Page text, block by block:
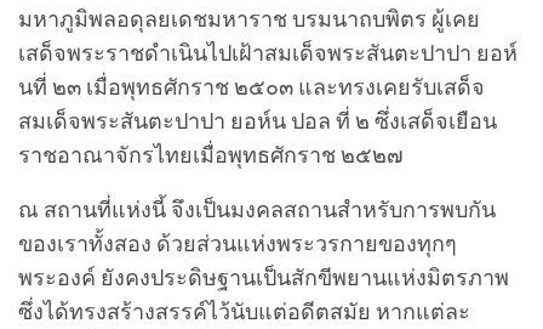
มหาภูมิพลอดุลยเดชมหาราช บรมนาถบพิตร ผู้เคย
เสด็จพระราชดำเนินไปเฝ้าสมเด็จพระสันตะปาปา ยอห์
นที่ ๒๓ เมื่อพุทธศักราช ๒๕๐๓ และทรงเคยรับเสด็จ
สมเด็จพระสันตะปาปา ยอห์น ปอล ที่ ๒ ซึ่งเสด็จเยือน
ราชอาณาจักรไทยเมื่อพุทธศักราช ๒๕๒๗
ณ สถานที่แห่งนี้ จึงเป็นมงคลสถานสำหรับการพบกัน
ของเราทั้งสอง ด้วยส่วนแห่งพระวรกายของทุกๆ
พระองค์ ยังคงประดิษฐานเป็นสักขีพยานแห่งมิตรภาพ
ซึ่งได้ทรงสร้างสรรค์ไว้นับแต่อดีตสมัย หากแต่ละ